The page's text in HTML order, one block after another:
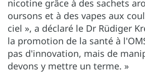
nicotine grâce à des sachets
oursons et à des vapes aux
ciel », a déclaré le Dr Rüdiger
la promotion de la santé à
pas d'innovation, mais de
devons y mettre un terme. »